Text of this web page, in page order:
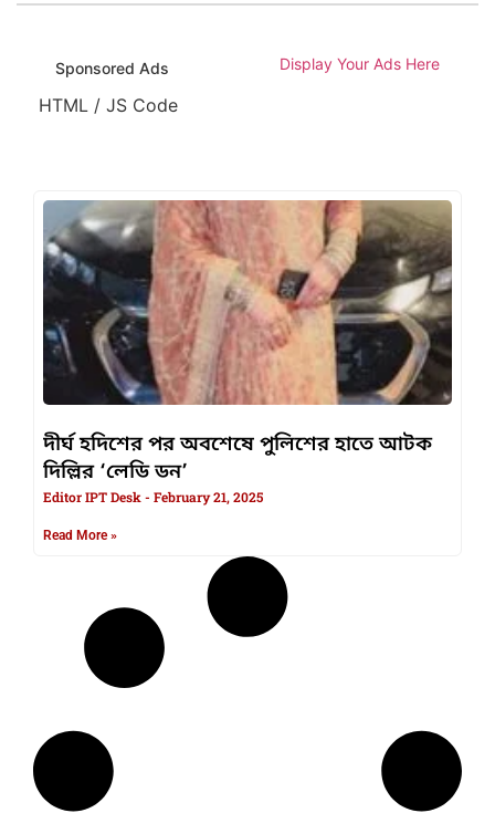
Sponsored Ads Display Your Ads Here
HTML / JS Code
দীর্ঘ হদিশের পর অবশেষে পুলিশের হাতে আটক
দিল্লির ‘লেডি ডন’
Editor IPT Desk February 21, 2025
Read More »